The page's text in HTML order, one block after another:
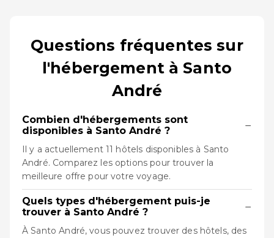
Questions fréquentes sur
l'hébergement à Santo
André
Combien d'hébergements sont
disponibles à Santo André ?
−
Il y a actuellement 11 hôtels disponibles à Santo
André. Comparez les options pour trouver la
meilleure offre pour votre voyage.
Quels types d'hébergement puis-je
trouver à Santo André ?
−
À Santo André, vous pouvez trouver des hôtels, des